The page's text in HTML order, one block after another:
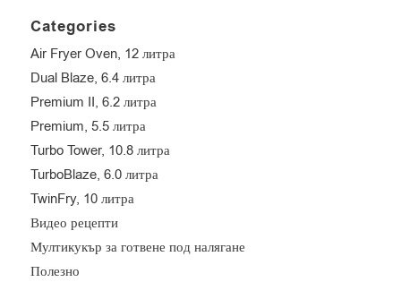
Categories
Air Fryer Oven, 12 литра
Dual Blaze, 6.4 литра
Premium II, 6.2 литра
Premium, 5.5 литра
Turbo Tower, 10.8 литра
TurboBlaze, 6.0 литра
TwinFry, 10 литра
Видео рецепти
Мултикукър за готвене под налягане
Полезно